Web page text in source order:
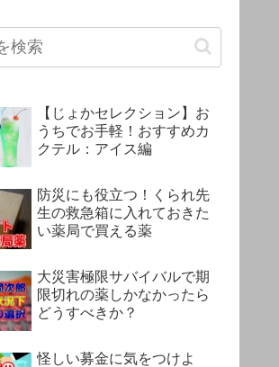
【じょかセレクション】お
うちでお手軽！おすすめカ
クテル：アイス編
防災にも役立つ！くられ先
生の救急箱に入れておきた
い薬局で買える薬
大災害極限サバイバルで期
限切れの薬しかなかったら
どうすべきか？
怪しい募金に気をつけよ